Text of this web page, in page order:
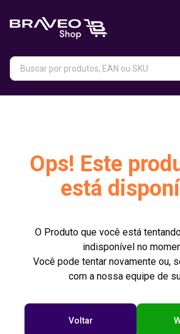
Ops! Este
está
O Produto que você está
indisponível no
Você pode tentar novamente ou,
com a nossa equipe de
Voltar